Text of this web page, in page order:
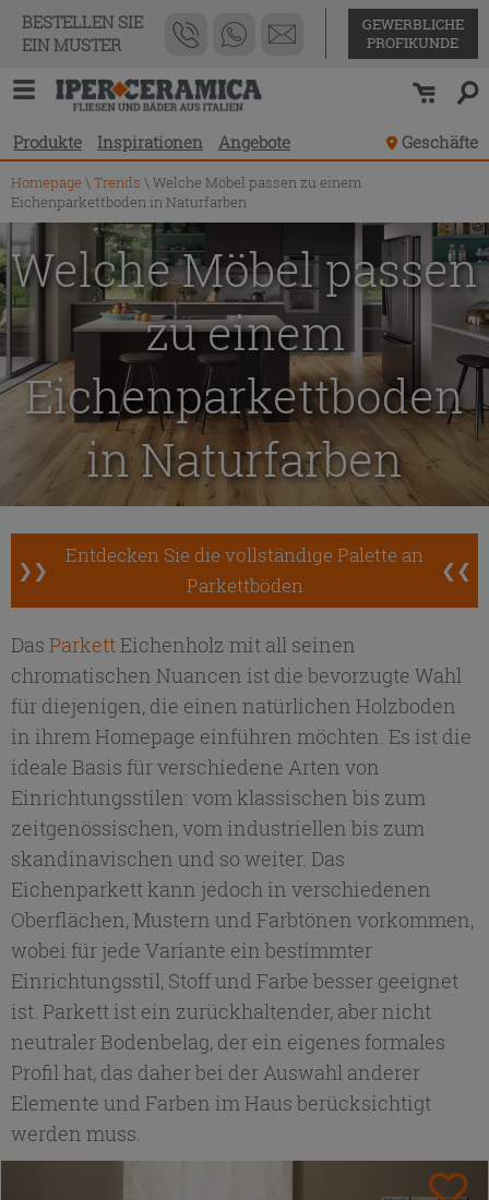
BESTELLEN SIE
EIN MUSTER
GEWERBLICHE
PROFIKUNDE
Produkte Inspirationen Angebote Geschäfte
Homepage\ Trends \ Welche Möbel passen zu einem
Eichenparkettboden in Naturfarben
Welche Möbel passen
zu einem
Eichenparkettboden
in Naturfarben
❯❯
Entdecken Sie die vollständige Palette an
Parkettböden
❮❮
Das Parkett Eichenholz mit all seinen
chromatischen Nuancen ist die bevorzugte Wahl
für diejenigen, die einen natürlichen Holzboden
in ihrem Homepage einführen möchten. Es ist die
ideale Basis für verschiedene Arten von
Einrichtungsstilen: vom klassischen bis zum
zeitgenössischen, vom industriellen bis zum
skandinavischen und so weiter. Das
Eichenparkett kann jedoch in verschiedenen
Oberflächen, Mustern und Farbtönen vorkommen,
wobei für jede Variante ein bestimmter
Einrichtungsstil, Stoff und Farbe besser geeignet
ist. Parkett ist ein zurückhaltender, aber nicht
neutraler Bodenbelag, der ein eigenes formales
Profil hat, das daher bei der Auswahl anderer
Elemente und Farben im Haus berücksichtigt
werden muss.